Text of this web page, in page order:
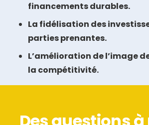
financements durables.
La fidélisation des
parties prenantes.
L’amélioration de l’image
la compétitivité.